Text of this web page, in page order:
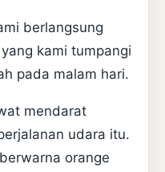
berlangsung
kami tumpangi
pada malam hari.
mendarat
udara itu.
orange